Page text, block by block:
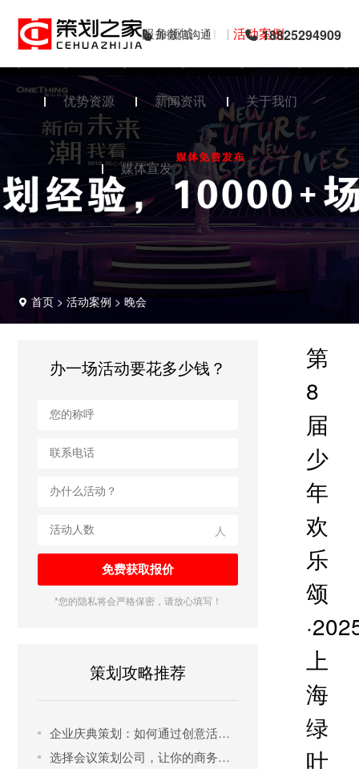
首页 服务领域 活动案例
优势资源 新闻资讯 关于我们
媒体宣发
加微信沟通 18825294909
首页 >活动案例 >晚会
办一场活动要花多少钱？
人
*您的隐私将会严格保密，请放心填写！
策划攻略推荐
企业庆典策划：如何通过创意活动吸引客户？
选择会议策划公司，让你的商务会议无懈可击
第
8
届
少
年
欢
乐
颂
上
海
绿
叶